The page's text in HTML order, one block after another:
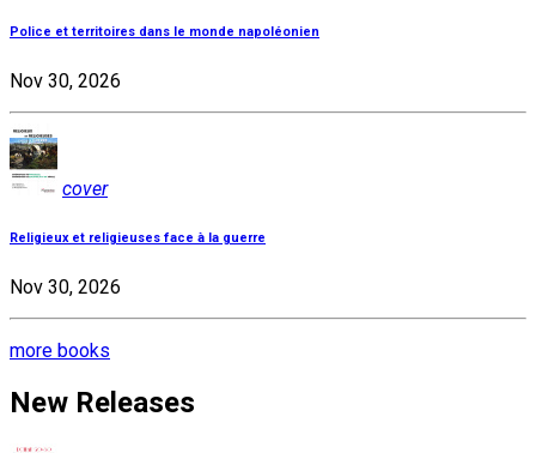
Police et territoires dans le monde napoléonien
Nov 30, 2026
cover
Religieux et religieuses face à la guerre
Nov 30, 2026
more books
New Releases